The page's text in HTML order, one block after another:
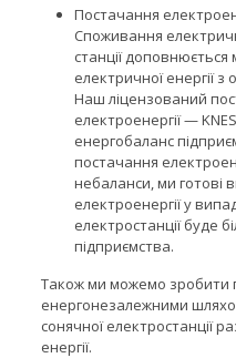
Постачання
Споживання
станції
електричної енергії з
Наш ліцензований
електроенергії —
енергобаланс
постачання
небаланси, ми готові
електроенергії у
електростанції буде
підприємства.
Також ми можемо зробити
енергонезалежними
сонячної електростанції
енергії.